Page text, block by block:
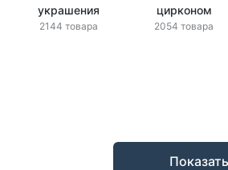
украшения
2144 товара
цирконом
2054 товара